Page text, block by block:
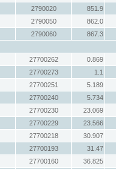
2790020
851.9
2790050
862.0
2790060
867.3
27700262
0.869
27700273
1.1
27700251
5.189
27700240
5.734
27700230
23.069
27700229
23.566
27700218
30.907
27700193
31.47
27700160
36.825